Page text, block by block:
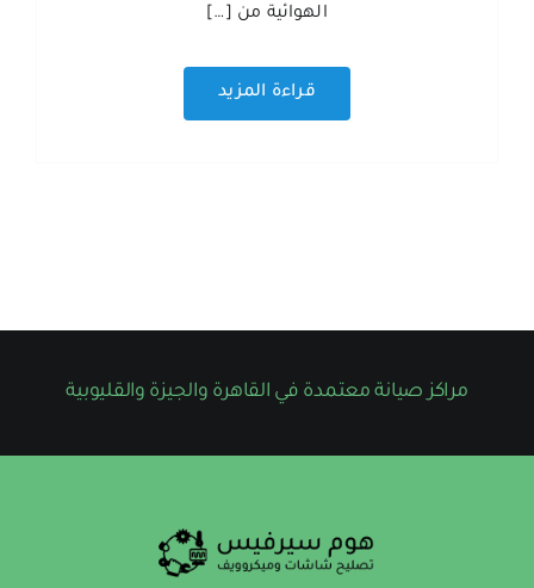
الهوائية من […]
قراءة المزيد
مراكز صيانة معتمدة في القاهرة والجيزة والقليوبية